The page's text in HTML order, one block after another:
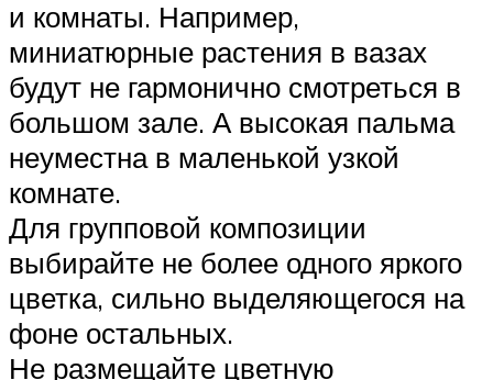
и комнаты. Например,
миниатюрные растения в вазах
будут не гармонично смотреться в
большом зале. А высокая пальма
неуместна в маленькой узкой
комнате.
Для групповой композиции
выбирайте не более одного яркого
цветка, сильно выделяющегося на
фоне остальных.
Не размещайте цветную